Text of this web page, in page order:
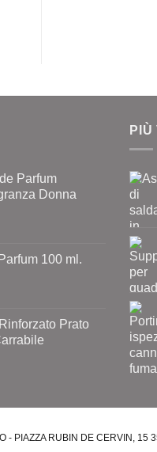
Parfum
Donna
100 ml.
Prato
PIÙ
- PIAZZA RUBIN DE CERVIN, 15